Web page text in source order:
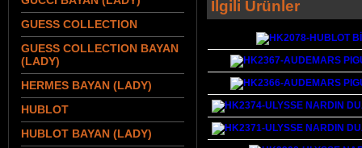
GUESS COLLECTION
GUESS COLLECTION BAYAN
(LADY)
HERMES BAYAN (LADY)
HUBLOT
HUBLOT BAYAN (LADY)
İlgili Ürünler